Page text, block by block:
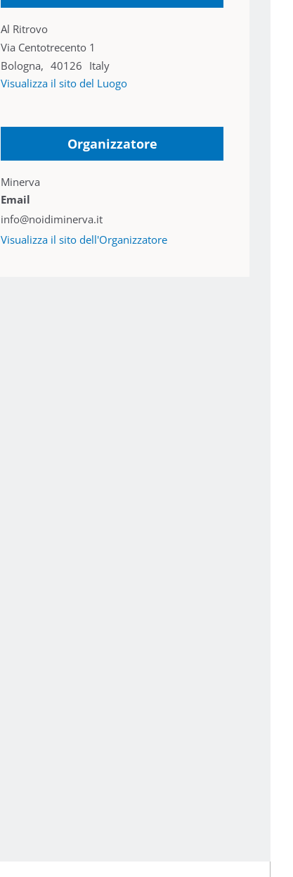
Al Ritrovo
Via Centotrecento 1
Bologna, 40126 Italy
Visualizza il sito del Luogo
Organizzatore
Minerva
Email
info@noidiminerva.it
Visualizza il sito dell'Organizzatore